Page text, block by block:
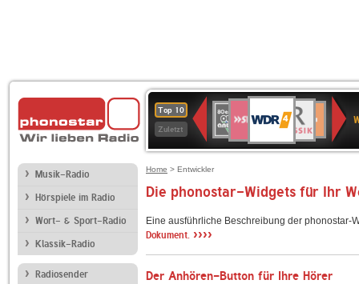
Top 10
Zuletzt
Deutschlandfunk
80er
90er
OLDIE
ANTENNE
4
KLASSIK
Kultur
Kultur
2
Musik-Radio
Hörspiele im Radio
Wort- & Sport-Radio
Klassik-Radio
Radiosender
Home > Entwickler
Die phonostar-Widgets für Ihr
Eine ausführliche Beschreibung der
Dokument. ››››
Der Anhören-Button für Ihre Hörer